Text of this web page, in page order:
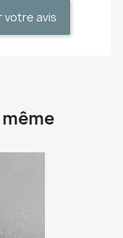
votre avis